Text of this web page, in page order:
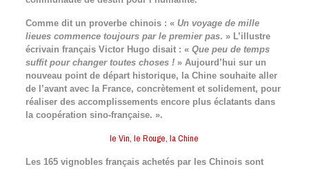
Comme dit un proverbe chinois : « Un voyage de mille
lieues commence toujours par le premier pas. » L’illustre
écrivain français Victor Hugo disait : « Que peu de temps
suffit pour changer toutes choses !» Aujourd’hui sur un
nouveau point de départ historique, la Chine souhaite aller
de l’avant avec la France, concrètement et solidement, pour
réaliser des accomplissements encore plus éclatants dans
la coopération sino-française. ».
le Vin, le Rouge, la Chine
Les 165 vignobles français achetés par les Chinois sont